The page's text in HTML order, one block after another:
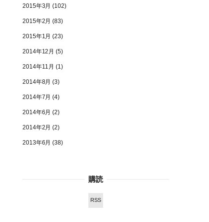
2015年3月 (102)
2015年2月 (83)
2015年1月 (23)
2014年12月 (5)
2014年11月 (1)
2014年8月 (3)
2014年7月 (4)
2014年6月 (2)
2014年2月 (2)
2013年6月 (38)
購読
RSS